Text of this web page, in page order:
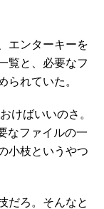
エンターキーを
覧と、必要なフ
られていた。
けばいいのさ。
なファイルの一
小枝というやつ
だろ。そんなと